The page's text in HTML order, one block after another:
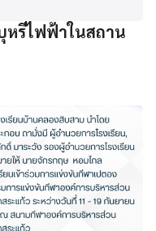
หรี่ไฟฟ้าในสถาน